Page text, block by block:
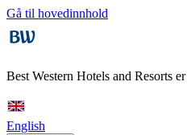
Gå til hovedinnhold
Best Western Hotels and Resorts er
English